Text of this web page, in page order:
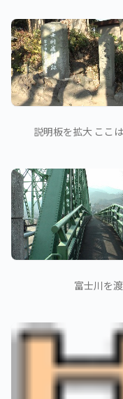
説明板を拡大 ここ
富士川を